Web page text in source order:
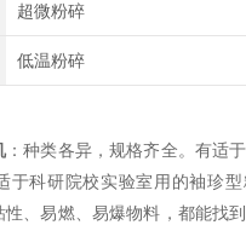
超微粉碎
低温粉碎
：种类各异，规格齐全。有适
于科研院校实验室用的袖珍
、易燃、易爆物料，都能找